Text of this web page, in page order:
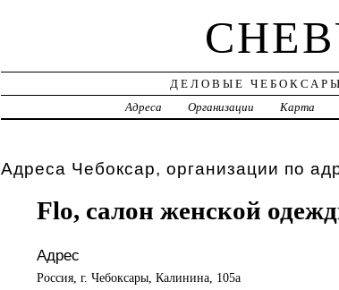
ДЕЛОВЫЕ
Адреса
Организации Карта
Адреса Чебоксар, организации по
Flo, салон женской
Адрес
Россия, г. Чебоксары, Калинина, 105а